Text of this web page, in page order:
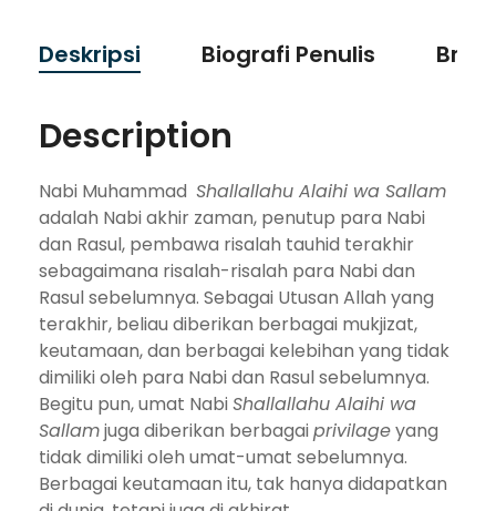
Deskripsi Biografi Penulis
Description
Nabi Muhammad Shallallahu Alaihi wa Sallam
adalah Nabi akhir zaman, penutup para Nabi
dan Rasul, pembawa risalah tauhid terakhir
sebagaimana risalah-risalah para Nabi dan
Rasul sebelumnya. Sebagai Utusan Allah yang
terakhir, beliau diberikan berbagai mukjizat,
keutamaan, dan berbagai kelebihan yang tidak
dimiliki oleh para Nabi dan Rasul sebelumnya.
Begitu pun, umat NabiShallallahu Alaihi wa
Sallamjuga diberikan berbagaiprivilageyang
tidak dimiliki oleh umat-umat sebelumnya.
Berbagai keutamaan itu, tak hanya didapatkan